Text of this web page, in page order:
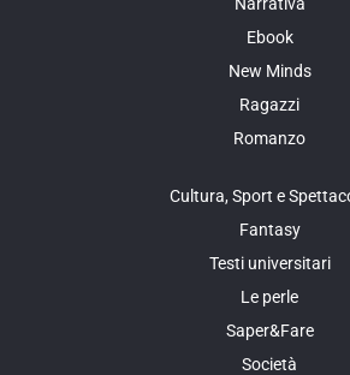
Ebook
New Minds
Ragazzi
Romanzo
Cultura, Sport e
Fantasy
Testi universitari
Le perle
Saper&Fare
Società